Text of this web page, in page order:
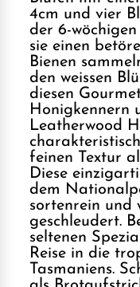
4cm und vier
der 6-
sie einen
Bienen
den weissen
diesen
Honigkennern
Leatherwood
feinen Textur
Diese
dem
sortenrein und
geschleudert.
seltenen
Reise in die
Tasmaniens.